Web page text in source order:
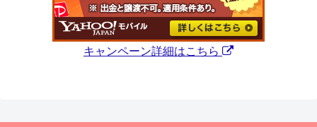
キャンペーン詳細はこちら